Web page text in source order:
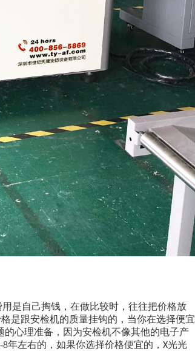
是自己掏钱，在做比较时，往往把价格放
是跟安检机的质量挂钩的，当你在选择便宜
心理准备，因为安检机不像其他的电子产
年左右的，如果你选择价格便宜的，X光光